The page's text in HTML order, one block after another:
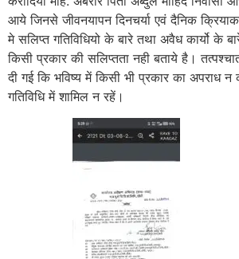
आये जिनसे जीवनयापन दिनचर्या एवं दैनिक
मे सलिप्त गतिविधियो के बारे तथा अवैध कार्यो के
किसी प्रकार की सलिप्तता नही बताये है।
दी गई कि भविष्य में किसी भी प्रकार का अपराध
गतिविधि में शामिल न रहें।